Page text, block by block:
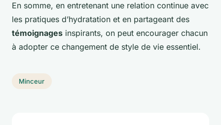
En somme, en entretenant une relation continue avec
les pratiques d’hydratation et en partageant des
témoignages inspirants, on peut encourager chacun
à adopter ce changement de style de vie essentiel.
Minceur